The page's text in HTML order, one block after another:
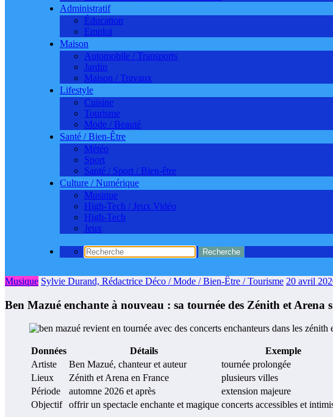
Administratif
Éducation
Emploi
Maison
Automobile / Transports
Jardin
Maison / Travaux
Lifestyle
Cuisine
Tourisme
Mode / Beauté
Santé / Bien-Être
Météo
Sport
Santé / Sport / Bien-être
Culture / Numérique
Musique
High-Tech / Jeux Vidéo
High-Tech
Jeux
Musique Sylvie Durand, Rédactrice Déco / Mode / Bien-Être / Tourisme 20 avril
Ben Mazué enchante à nouveau : sa tournée des Zénith et Arena
Données Détails
Exemple
Artiste
Ben Mazué, chanteur et auteur
tournée prolongée
Lieux
Zénith et Arena en France
plusieurs villes
Période
automne 2026 et après
extension majeure
Objectif
offrir un spectacle enchante et magique concerts accessibles et